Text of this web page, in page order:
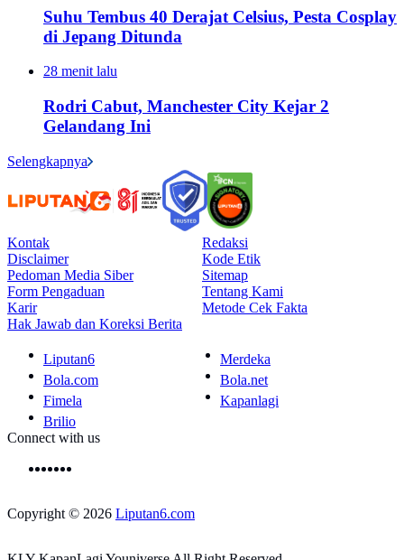
Suhu Tembus 40 Derajat Celsius, Pesta Cosplay
di Jepang Ditunda
28 menit lalu
Rodri Cabut, Manchester City Kejar 2
Gelandang Ini
Selengkapnya
Kontak
Redaksi
Disclaimer
Kode Etik
Pedoman Media Siber
Sitemap
Form Pengaduan
Tentang Kami
Karir
Metode Cek Fakta
Hak Jawab dan Koreksi Berita
Liputan6
Merdeka
Bola.com
Bola.net
Fimela
Kapanlagi
Brilio
Connect with us
Copyright © 2026 Liputan6.com